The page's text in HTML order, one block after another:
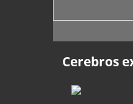
Cerebros